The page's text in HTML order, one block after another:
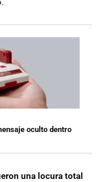
oculto dentro
una locura total